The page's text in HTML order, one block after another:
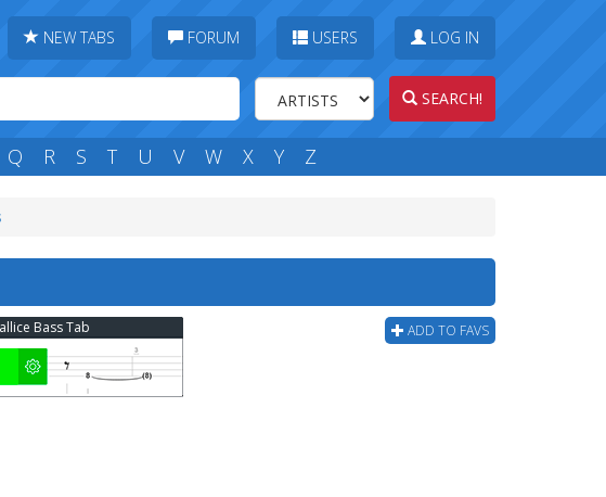
NEW TABS FORUM USERS LOG IN
SEARCH!
Q R S T U V W X Y Z
ADD TO FAVS
Bass Tab